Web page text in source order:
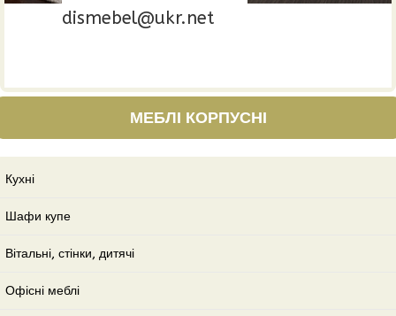
dismebel@ukr.net
МЕБЛІ КОРПУСНІ
Кухні
Шафи купе
Вітальні, стінки, дитячі
Офісні меблі